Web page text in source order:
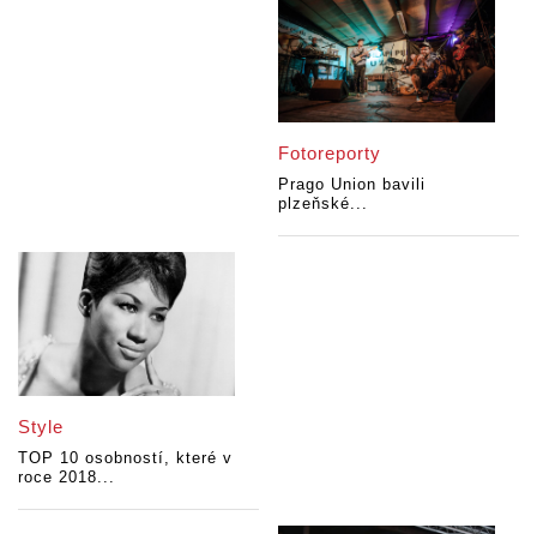
Fotoreporty
Prago Union bavili
plzeňské...
Style
TOP 10 osobností, které v
roce 2018...